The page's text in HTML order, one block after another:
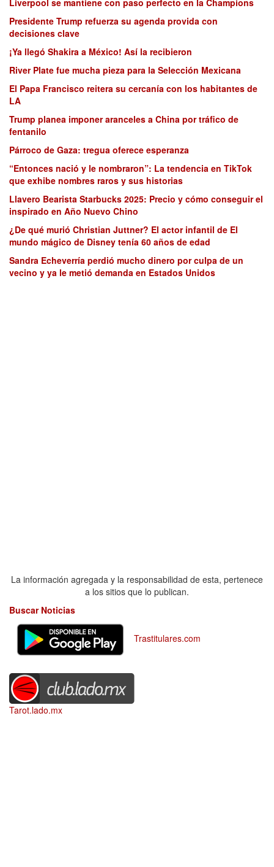
Liverpool se mantiene con paso perfecto en la Champions
Presidente Trump refuerza su agenda provida con
decisiones clave
¡Ya llegó Shakira a México! Así la recibieron
River Plate fue mucha pieza para la Selección Mexicana
El Papa Francisco reitera su cercanía con los habitantes de
LA
Trump planea imponer aranceles a China por tráfico de
fentanilo
Párroco de Gaza: tregua oferece esperanza
“Entonces nació y le nombraron”: La tendencia en TikTok
que exhibe nombres raros y sus historias
Llavero Bearista Starbucks 2025: Precio y cómo conseguir el
inspirado en Año Nuevo Chino
¿De qué murió Christian Juttner? El actor infantil de El
mundo mágico de Disney tenía 60 años de edad
Sandra Echeverría perdió mucho dinero por culpa de un
vecino y ya le metió demanda en Estados Unidos
La información agregada y la responsabilidad de esta, pertenece
a los sitios que lo publican.
Buscar Noticias
Trastitulares.com
Tarot.lado.mx